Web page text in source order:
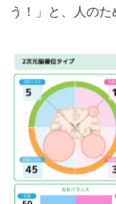
う！」と、人のた